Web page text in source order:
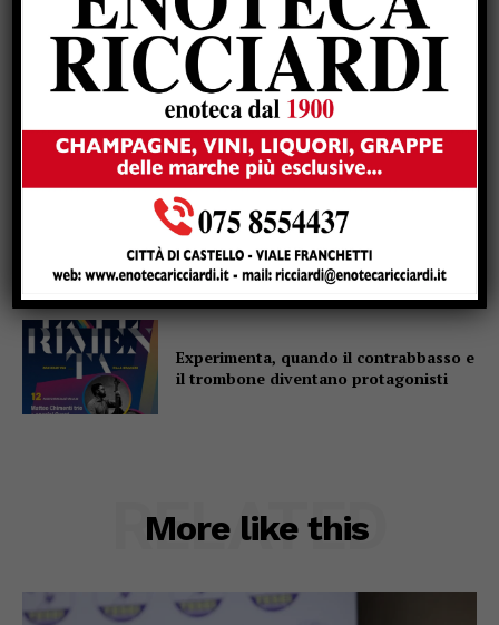
torna in gara: al parco Langer la sfida
di 30 giganti bianchi
Casa di Rosa, gli Sbandieratori
scaldano il cuore: il Soroptimist dona
un condizionatore e due buoni spesa
Altotevere, stimoli a mille per
Marzolla: “La squadra è ancora più
solida”
Experimenta, quando il contrabbasso e
il trombone diventano protagonisti
More like this
RELATED